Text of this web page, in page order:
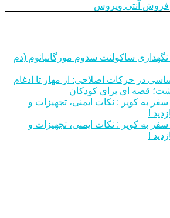
فروش آنتی ویروس
ساکولنت سدوم مورگانیانوم (دم
در حرکات اصلاحی: از مهار تا ادغام
قصه ای برای کودکان
به کویر : نکات ایمنی، تجهیزات و
!
به کویر : نکات ایمنی، تجهیزات و
!